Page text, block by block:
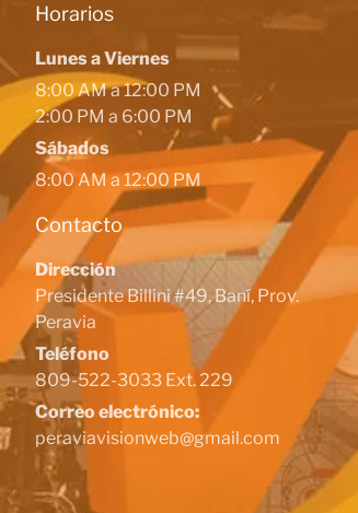
Horarios
Lunes a Viernes
8:00 AM a 12:00 PM
2:00 PM a 6:00 PM
Sábados
8:00 AM a 12:00 PM
Contacto
Dirección
Presidente Billini #49, Baní, Prov.
Peravia
Teléfono
809-522-3033 Ext. 229
Correo electrónico:
peraviavisionweb@gmail.com